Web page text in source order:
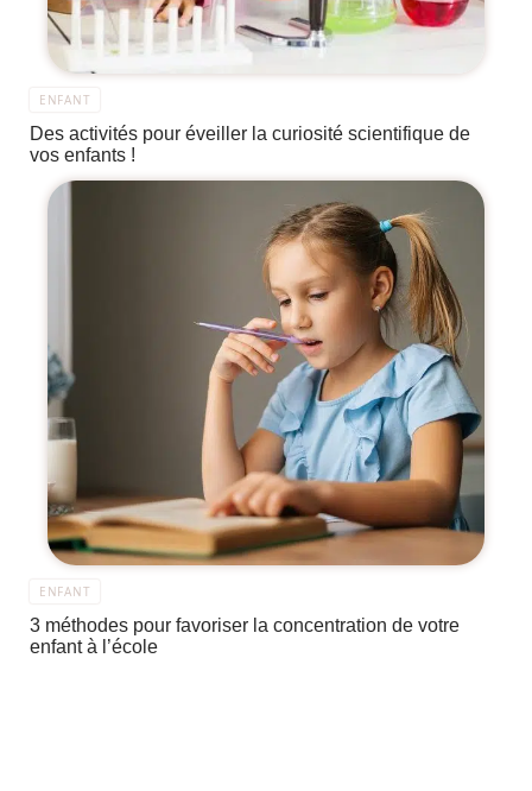
ENFANT
Des activités pour éveiller la curiosité scientifique de
vos enfants !
ENFANT
3 méthodes pour favoriser la concentration de votre
enfant à l’école